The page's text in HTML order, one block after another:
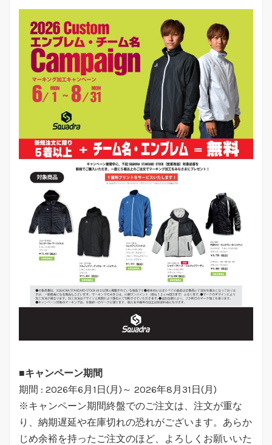
■キャンペーン期間
期間 : 2026年6月1日(月)～ 2026年8月31日(月)
※キャンペーン期間終盤でのご注文は、注文が重な
り、納期遅延や在庫切れの恐れがございます。あらか
じめ余裕を持ったご注文のほど、よろしくお願いいた